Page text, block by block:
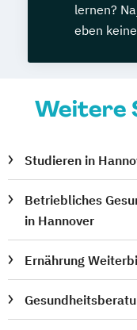
lernen?
eben
Weitere
Studieren in
Betriebliches
in Hannover
Ernährung